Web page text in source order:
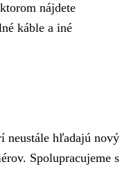
nájdete
káble a iné
neustále hľadajú nový
Spolupracujeme s